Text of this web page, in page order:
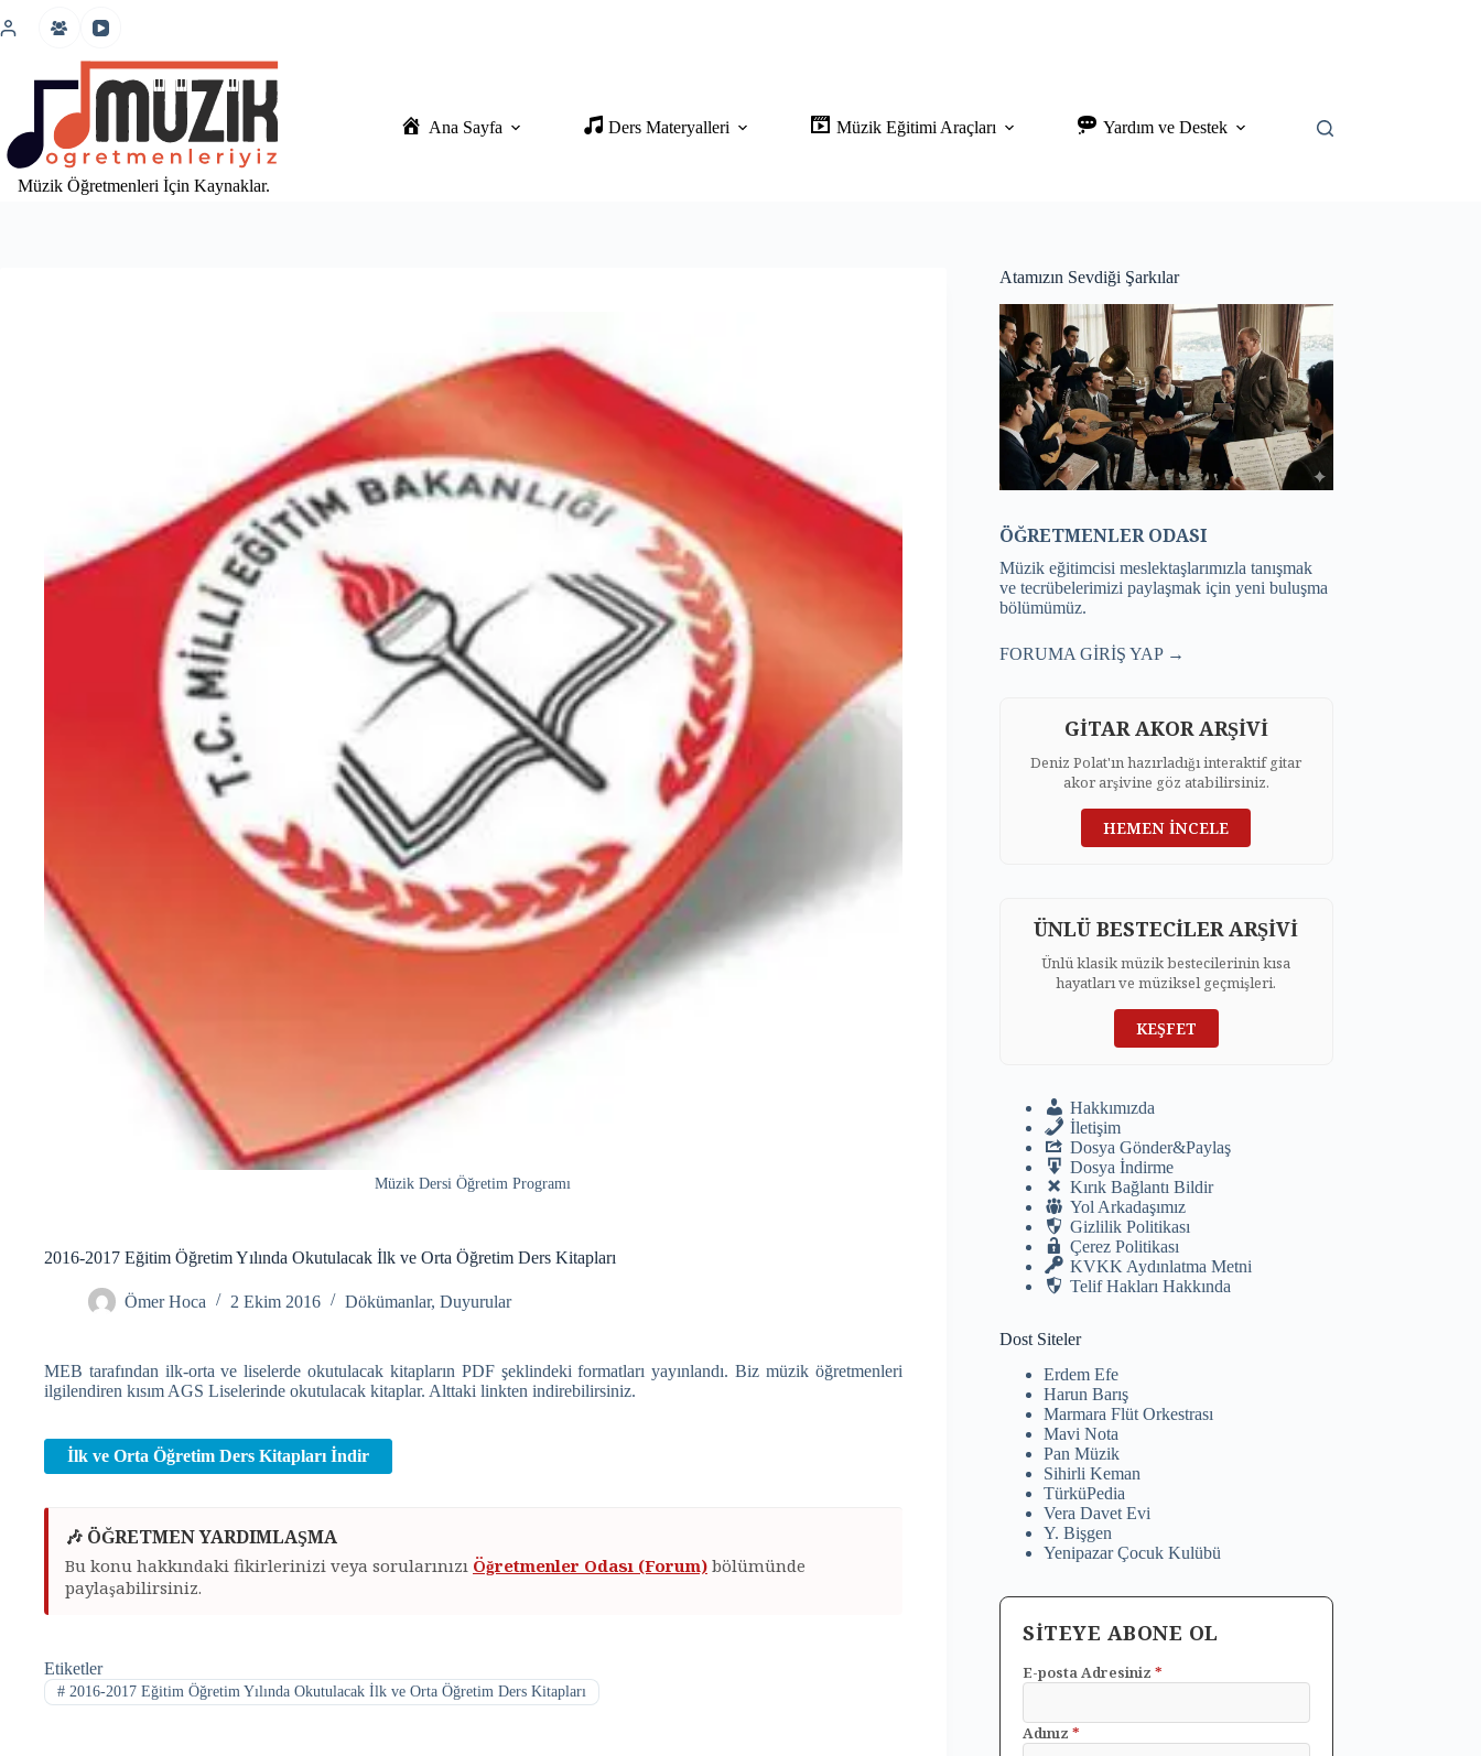
atla
Müzik Öğretmenleri İçin Kaynaklar.
Ana Sayfa Ders Materyalleri Müzik Eğitimi Araçları Yardım ve Destek
Müzik Dersi Öğretim Programı
2016-2017 Eğitim Öğretim Yılında Okutulacak İlk ve Orta Öğretim Ders Kitapları
Ömer Hoca 2 Ekim 2016 Dökümanlar, Duyurular
MEB tarafından ilk-orta ve liselerde okutulacak kitapların PDF şeklindeki formatları yayınlandı. Biz müzik öğretmenleri
ilgilendiren kısım AGS Liselerinde okutulacak kitaplar. Alttaki linkten indirebilirsiniz.
İlk ve Orta Öğretim Ders Kitapları İndir
🎶 ÖĞRETMEN YARDIMLAŞMA
Bu konu hakkındaki fikirlerinizi veya sorularınızı Öğretmenler Odası (Forum) bölümünde
paylaşabilirsiniz.
Etiketler
#2016-2017 Eğitim Öğretim Yılında Okutulacak İlk ve Orta Öğretim Ders Kitapları
Atamızın Sevdiği Şarkılar
ÖĞRETMENLER ODASI
Müzik eğitimcisi meslektaşlarımızla tanışmak
ve tecrübelerimizi paylaşmak için yeni buluşma
bölümümüz.
FORUMA GİRİŞ YAP →
GİTAR AKOR ARŞİVİ
Deniz Polat'ın hazırladığı interaktif gitar
akor arşivine göz atabilirsiniz.
HEMEN İNCELE
ÜNLÜ BESTECİLER ARŞİVİ
Ünlü klasik müzik bestecilerinin kısa
hayatları ve müziksel geçmişleri.
KEŞFET
Hakkımızda
İletişim
Dosya Gönder&Paylaş
Dosya İndirme
Kırık Bağlantı Bildir
Yol Arkadaşımız
Gizlilik Politikası
Çerez Politikası
KVKK Aydınlatma Metni
Telif Hakları Hakkında
Dost Siteler
Erdem Efe
Harun Barış
Marmara Flüt Orkestrası
Mavi Nota
Pan Müzik
Sihirli Keman
TürküPedia
Vera Davet Evi
Y. Bişgen
Yenipazar Çocuk Kulübü
SİTEYE ABONE OL
E-posta Adresiniz*
Adınız*